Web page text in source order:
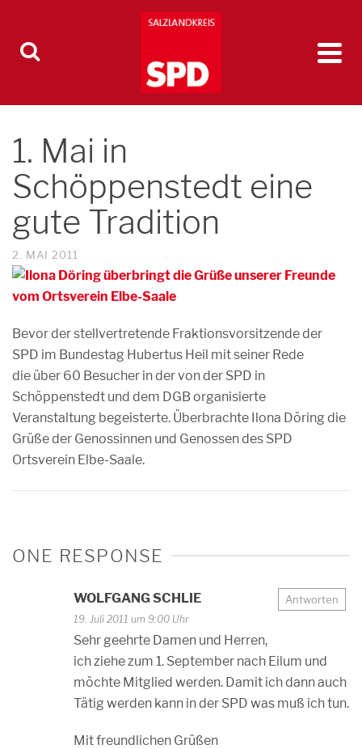
1. Mai in
Schöppenstedt eine
gute Tradition
2. MAI 2011
Bevor der stellvertretende Fraktionsvorsitzende der
SPD im Bundestag Hubertus Heil mit seiner Rede
die über 60 Besucher in der von der SPD in
Schöppenstedt und dem DGB organisierte
Veranstaltung begeisterte. Überbrachte Ilona Döring die
Grüße der Genossinnen und Genossen des SPD
Ortsverein Elbe-Saale.
ONE RESPONSE
WOLFGANG SCHLIE
19. Juli 2011 um 9:00 Uhr
Sehr geehrte Damen und Herren,
ich ziehe zum 1. September nach Eilum und
möchte Mitglied werden. Damit ich dann auch
Tätig werden kann in der SPD was muß ich tun.
Mit freundlichen Grüßen
Antworten